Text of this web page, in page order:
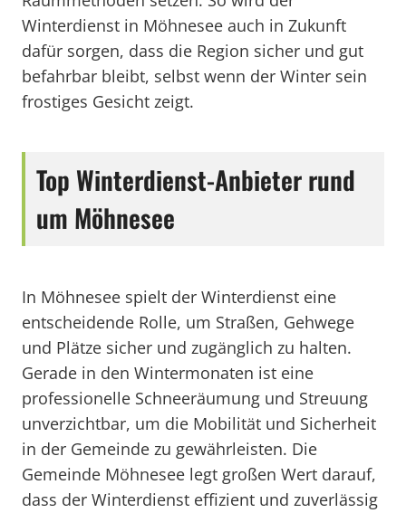
Winterdienst in Möhnesee auch in Zukunft
dafür sorgen, dass die Region sicher und gut
befahrbar bleibt, selbst wenn der Winter sein
frostiges Gesicht zeigt.
Top Winterdienst-Anbieter rund
um Möhnesee
In Möhnesee spielt der Winterdienst eine
entscheidende Rolle, um Straßen, Gehwege
und Plätze sicher und zugänglich zu halten.
Gerade in den Wintermonaten ist eine
professionelle Schneeräumung und Streuung
unverzichtbar, um die Mobilität und Sicherheit
in der Gemeinde zu gewährleisten. Die
Gemeinde Möhnesee legt großen Wert darauf,
dass der Winterdienst effizient und zuverlässig